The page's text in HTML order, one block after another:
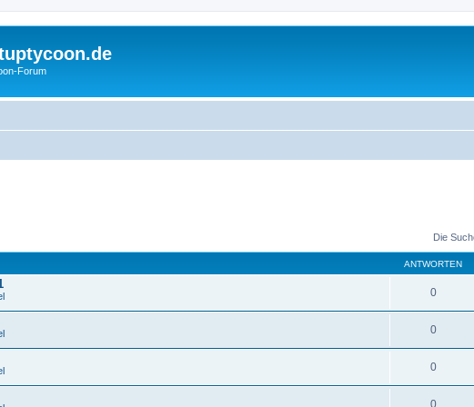
Forum
Die
ANTWORTEN
0
0
0
0